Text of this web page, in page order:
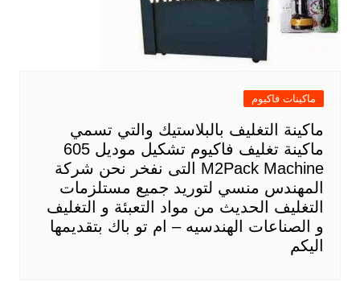
ماكينات فاكيوم
ماكينة التغليف بالبلاستيك والتي تسمي
ماكينة تغليف فاكيوم تشكيل موديل 605
M2Pack Machine التى نفخر نحن شركة
المهندس منسي لتوريد جميع مستلزمات
التغليف الحديث من مواد التعبئة و التغليف
و الصناعات الهندسيه – ام تو باك بتقديمها
اليكم